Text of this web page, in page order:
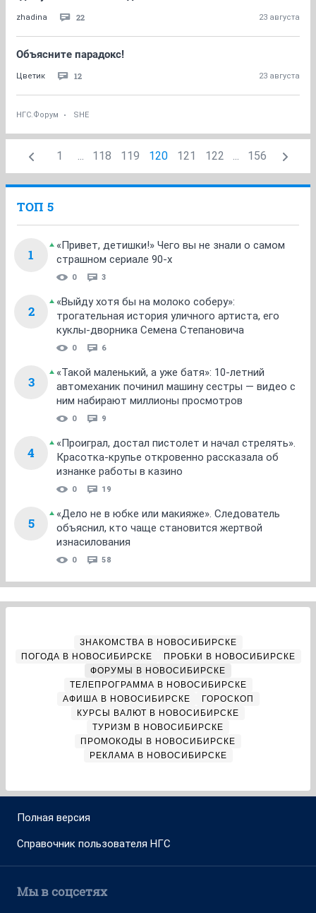
zhadina 22 23 августа
Объясните парадокс!
Цветик 12 23 августа
НГС.Форум SHE
1 ... 118 119 120 121 122 ... 156
ТОП 5
1
«Привет, детишки!» Чего вы не знали о самом
страшном сериале 90-х
0 3
2
«Выйду хотя бы на молоко соберу»:
трогательная история уличного артиста, его
куклы-дворника Семена Степановича
0 6
3
«Такой маленький, а уже батя»: 10-летний
автомеханик починил машину сестры — видео с
ним набирают миллионы просмотров
0 9
4
«Проиграл, достал пистолет и начал стрелять».
Красотка-крупье откровенно рассказала об
изнанке работы в казино
0 19
5
«Дело не в юбке или макияже». Следователь
объяснил, кто чаще становится жертвой
изнасилования
0 58
ЗНАКОМСТВА В НОВОСИБИРСКЕ
ПОГОДА В НОВОСИБИРСКЕ
ПРОБКИ В НОВОСИБИРСКЕ
ФОРУМЫ В НОВОСИБИРСКЕ
ТЕЛЕПРОГРАММА В НОВОСИБИРСКЕ
АФИША В НОВОСИБИРСКЕ
ГОРОСКОП
КУРСЫ ВАЛЮТ В НОВОСИБИРСКЕ
ТУРИЗМ В НОВОСИБИРСКЕ
ПРОМОКОДЫ В НОВОСИБИРСКЕ
РЕКЛАМА В НОВОСИБИРСКЕ
Полная версия
Справочник пользователя НГС
Мы в соцсетях